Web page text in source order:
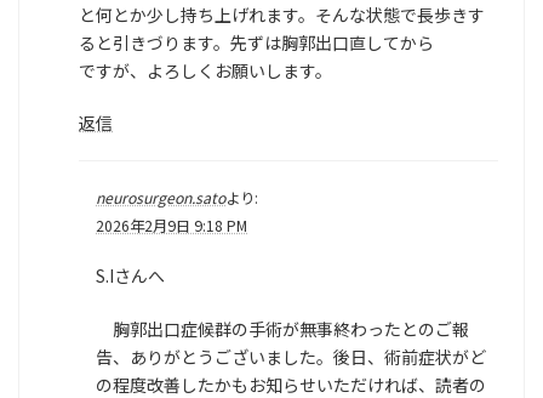
と何とか少し持ち上げれます。そんな状態で長歩きす
ると引きづります。先ずは胸郭出口直してから
ですが、よろしくお願いします。
返信
neurosurgeon.satoより:
2026年2月9日 9:18 PM
S.Iさんへ
胸郭出口症候群の手術が無事終わったとのご報
告、ありがとうございました。後日、術前症状がど
の程度改善したかもお知らせいただければ、読者の